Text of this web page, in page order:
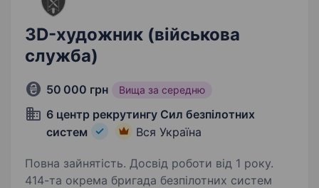
3D-художник (військова
служба)
50 000 грн Вища за середню
6 центр рекрутингу Сил безпілотних
систем
Вся Україна
Повна зайнятість. Досвід роботи від 1 року.
414-та окрема бригада безпілотних систем